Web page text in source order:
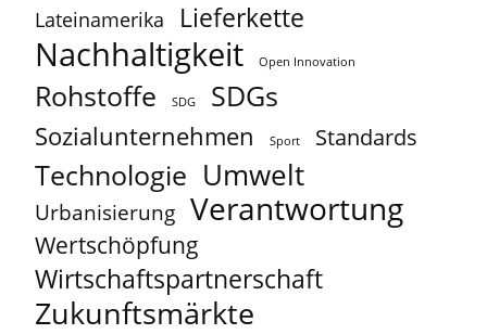
Lateinamerika Lieferkette
Nachhaltigkeit Open Innovation
Rohstoffe SDG SDGs
Sozialunternehmen Sport Standards
Technologie Umwelt
Urbanisierung Verantwortung
Wertschöpfung
Wirtschaftspartnerschaft
Zukunftsmärkte